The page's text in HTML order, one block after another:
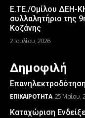
Ε.ΤΕ./Ομίλου ΔΕΗ-
συλλαλητήριο της
Κοζάνης
2 Ιουλίου, 2026
Δημοφιλή
ΕΠΙΚΑΙΡΌΤΗΤΑ 25 Μαΐου,
Καταχώριση